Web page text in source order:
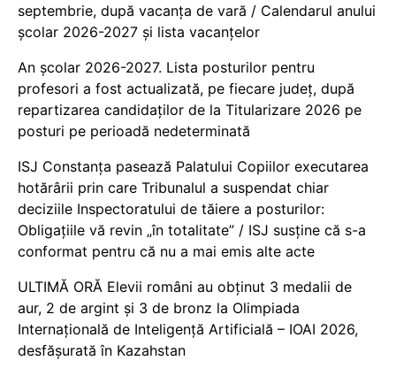
septembrie, după vacanța de vară / Calendarul anului
școlar 2026-2027 și lista vacanțelor
An școlar 2026-2027. Lista posturilor pentru
profesori a fost actualizată, pe fiecare județ, după
repartizarea candidaților de la Titularizare 2026 pe
posturi pe perioadă nedeterminată
ISJ Constanța pasează Palatului Copiilor executarea
hotărârii prin care Tribunalul a suspendat chiar
deciziile Inspectoratului de tăiere a posturilor:
Obligațiile vă revin „în totalitate” / ISJ susține că s-a
conformat pentru că nu a mai emis alte acte
ULTIMĂ ORĂ Elevii români au obținut 3 medalii de
aur, 2 de argint și 3 de bronz la Olimpiada
Internațională de Inteligență Artificială – IOAI 2026,
desfășurată în Kazahstan